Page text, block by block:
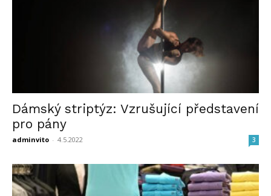
Dámský striptýz: Vzrušující představení
pro pány
adminvito - 4.5.2022 3